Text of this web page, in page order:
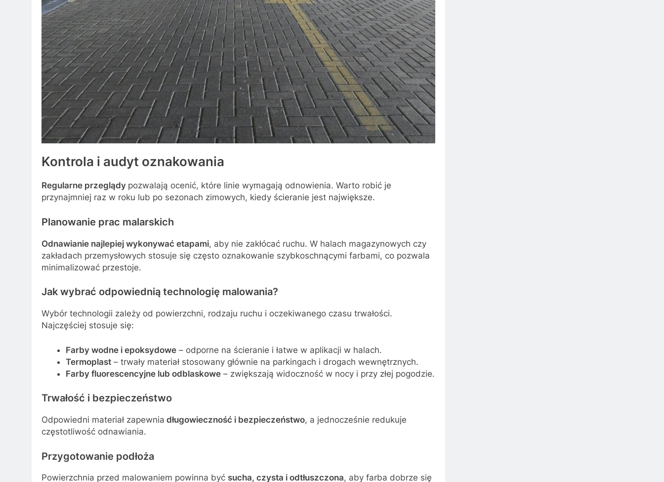
Kontrola i audyt oznakowania
Regularne przeglądy pozwalają ocenić, które linie wymagają odnowienia. Warto robić je
przynajmniej raz w roku lub po sezonach zimowych, kiedy ścieranie jest największe.
Planowanie prac malarskich
Odnawianie najlepiej wykonywać etapami, aby nie zakłócać ruchu. W halach magazynowych czy
zakładach przemysłowych stosuje się często oznakowanie szybkoschnącymi farbami, co pozwala
minimalizować przestoje.
Jak wybrać odpowiednią technologię malowania?
Wybór technologii zależy od powierzchni, rodzaju ruchu i oczekiwanego czasu trwałości.
Najczęściej stosuje się:
Farby wodne i epoksydowe– odporne na ścieranie i łatwe w aplikacji w halach.
Termoplast– trwały materiał stosowany głównie na parkingach i drogach wewnętrznych.
Farby fluorescencyjne lub odblaskowe– zwiększają widoczność w nocy i przy złej pogodzie.
Trwałość i bezpieczeństwo
Odpowiedni materiał zapewnia długowieczność i bezpieczeństwo, a jednocześnie redukuje
częstotliwość odnawiania.
Przygotowanie podłoża
Powierzchnia przed malowaniem powinna być sucha, czysta i odtłuszczona, aby farba dobrze się